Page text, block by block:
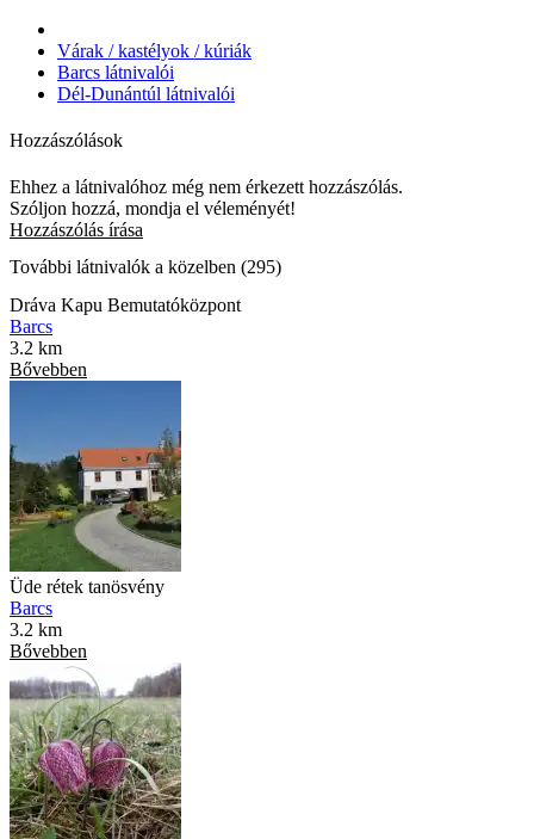
Várak / kastélyok / kúriák
Barcs látnivalói
Dél-Dunántúl látnivalói
Hozzászólások
Ehhez a látnivalóhoz még nem érkezett hozzászólás.
Szóljon hozzá, mondja el véleményét!
Hozzászólás írása
További látnivalók a közelben (295)
Dráva Kapu Bemutatóközpont
Barcs
3.2 km
Bővebben
Üde rétek tanösvény
Barcs
3.2 km
Bővebben